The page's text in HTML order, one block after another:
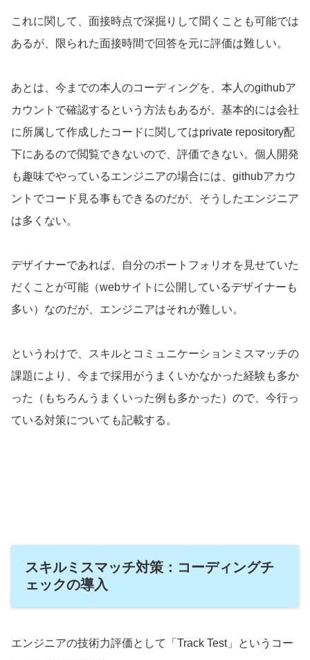
これに関して、面接時点で深掘りして聞くことも可能では
あるが、限られた面接時間で回答を元に評価は難しい。
あとは、今までの本人のコーディングを、本人のgithubア
カウントで確認するという方法もあるが、基本的には会社
に所属して作成したコードに関してはprivate repository配
下にあるので閲覧できないので、評価できない。個人開発
も趣味でやっているエンジニアの場合には、githubアカウ
ントでコード見る事もできるのだが、そうしたエンジニア
は多くない。
デザイナーであれば、自分のポートフォリオを見せていた
だくことが可能（webサイトに公開しているデザイナーも
多い）なのだが、エンジニアはそれが難しい。
というわけで、スキルとコミュニケーションミスマッチの
課題により、今まで採用がうまくいかなかった経験も多か
った（もちろんうまくいった例も多かった）ので、今行っ
ている対策についても記載する。
スキルミスマッチ対策：コーディングチ
ェックの導入
エンジニアの技術力評価として「Track Test」というコー